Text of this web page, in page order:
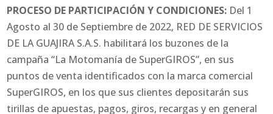
PROCESO DE PARTICIPACIÓN Y CONDICIONES: Del 1
Agosto al 30 de Septiembre de 2022, RED DE SERVICIOS
DE LA GUAJIRA S.A.S. habilitará los buzones de la
campaña “La Motomanía de SuperGIROS”, en sus
puntos de venta identificados con la marca comercial
SuperGIROS, en los que sus clientes depositarán sus
tirillas de apuestas, pagos, giros, recargas y en general